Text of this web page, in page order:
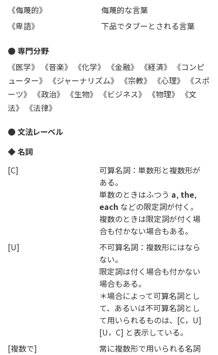
《侮蔑的》
侮蔑的な言葉
《卑語》
下品でタブーとされる言葉
● 専門分野
《医学》 《音楽》 《化学》 《金融》 《経済》 《コンピ
ューター》 《ジャーナリズム》 《宗教》 《心理》 《スポ
ーツ》 《政治》 《生物》 《ビジネス》 《物理》 《文
法》 《法律》
● 文法レーベル
◆ 名詞
[C]
可算名詞：単数形と複数形が
ある。
単数のときはふつう a, the,
each などの限定詞が付く。
複数のときは限定詞が付く場
合も付かない場合もある。
[U]
不可算名詞：複数形にはなら
ない。
限定詞は付く場合も付かない
場合もある。
＊場合によって可算名詞とし
て、あるいは不可算名詞とし
て用いられるものは、[C，U]
[U，C] と表示している。
[複数で]
常に複数形で用いられる名詞